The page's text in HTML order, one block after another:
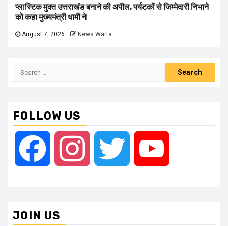
प्लास्टिक मुक्त उत्तराखंड बनाने की अपील, पर्यटकों से जिम्मेदारी निभाने
को कहा मुख्यमंत्री धामी ने
August 7, 2026 News Warta
Search
FOLLOW US
Facebook Instagram Twitter
JOIN US